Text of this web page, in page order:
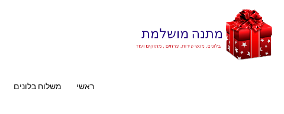
לניווט
לדלג
לתוכן
ראשי משלוח בלונים